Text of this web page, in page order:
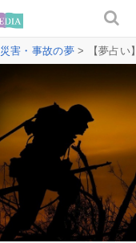
災害・事故の夢> 【夢占い